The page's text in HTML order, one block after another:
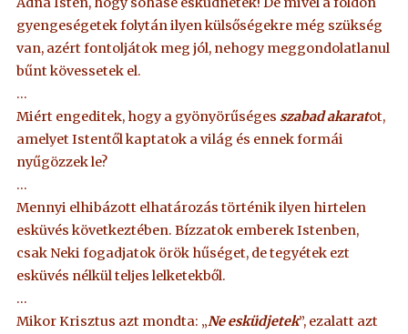
gyengeségetek folytán ilyen külsőségekre még szükség
van, azért fontoljátok meg jól, nehogy meggondolatlanul
bűnt kövessetek el.
…
Miért engeditek, hogy a gyönyörűséges szabad akaratot,
amelyet Istentől kaptatok a világ és ennek formái
nyűgözzek le?
…
Mennyi elhibázott elhatározás történik ilyen hirtelen
esküvés következtében. Bízzatok emberek Istenben,
csak Neki fogadjatok örök hűséget, de tegyétek ezt
esküvés nélkül teljes lelketekből.
…
Mikor Krisztus azt mondta: „Ne esküdjetek”, ezalatt azt